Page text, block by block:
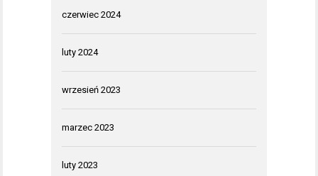
czerwiec 2024
luty 2024
wrzesień 2023
marzec 2023
luty 2023